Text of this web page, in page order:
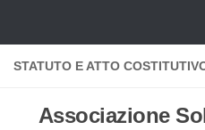
STATUTO E ATTO
Associazione